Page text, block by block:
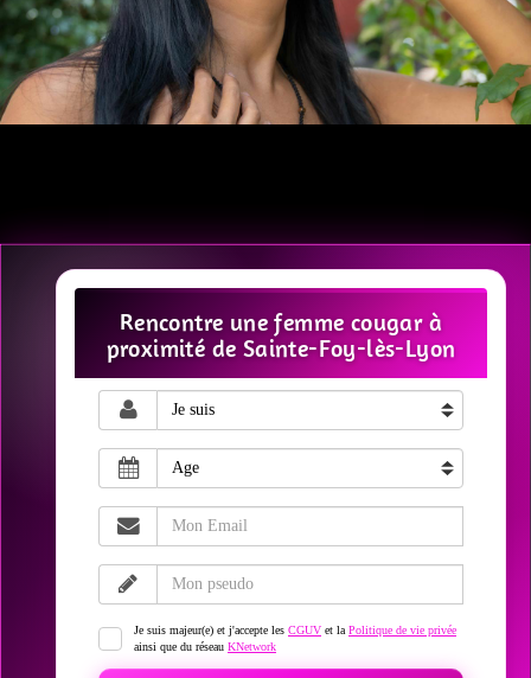
Rencontre une femme cougar à
proximité de Sainte-Foy-lès-Lyon
Je suis majeur(e) et j'accepte les CGUV et la Politique de vie privée
ainsi que du réseau KNetwork